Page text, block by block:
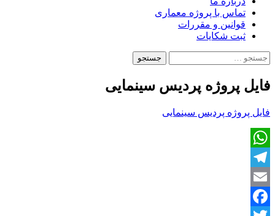
تماس با پروژه معماری
قوانین و مقررات
ثبت شکایات
جستجو
برای:
فایل پروژه پردیس سینمایی
فایل پروژه پردیس سینمایی
WhatsApp
Telegram
Email